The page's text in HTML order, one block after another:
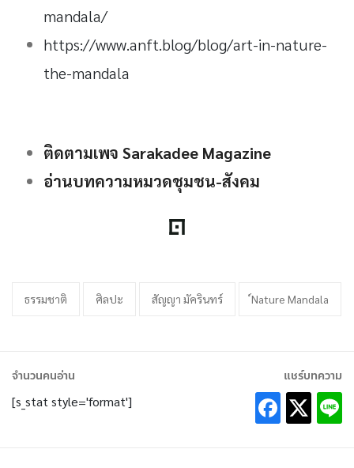
mandala/
https://www.anft.blog/blog/art-in-nature-
the-mandala
ติดตามเพจ Sarakadee Magazine
อ่านบทความหมวดชุมชน-สังคม
ธรรมชาติ ศิลปะ สัญญา มัครินทร์ ์Nature Mandala
จำนวนคนอ่าน
[s_stat style='format']
แชร์บทความ